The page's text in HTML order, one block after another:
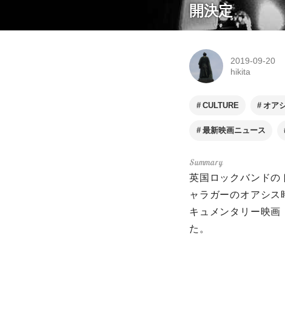
開決定
2019-09-20
hikita
CULTURE オア
最新映画ニュース
英国ロックバンドの
ャラガーのオアシ
キュメンタリー映
た。